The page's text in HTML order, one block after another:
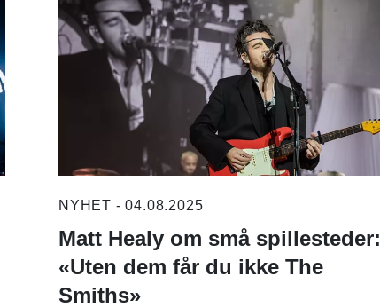
NYHET - 04.08.2025
Matt Healy om små spillesteder:
«Uten dem får du ikke The
Smiths»